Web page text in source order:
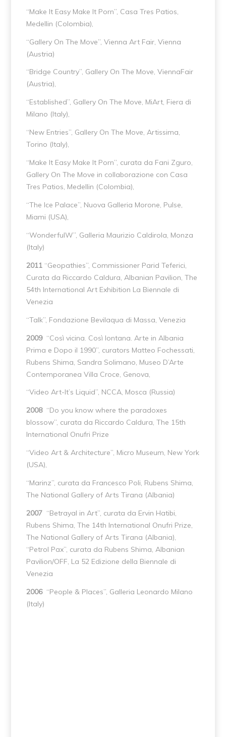
“Make It Easy Make It Porn”, Casa Tres Patios,
Medellin (Colombia),
“Gallery On The Move”, Vienna Art Fair, Vienna
(Austria)
“Bridge Country”, Gallery On The Move, ViennaFair
(Austria),
“Established”, Gallery On The Move, MiArt, Fiera di
Milano (Italy),
“New Entries”, Gallery On The Move, Artissima,
Torino (Italy),
“Make It Easy Make It Porn”, curata da Fani Zguro,
Gallery On The Move in collaborazione con Casa
Tres Patios, Medellin (Colombia),
“The Ice Palace”, Nuova Galleria Morone, Pulse,
Miami (USA),
“WonderfulW”, Galleria Maurizio Caldirola, Monza
(Italy)
2011 “Geopathies”, Commissioner Parid Teferici,
Curata da Riccardo Caldura, Albanian Pavilion, The
54th International Art Exhibition La Biennale di
Venezia
“Talk”, Fondazione Bevilaqua di Massa, Venezia
2009“Così vicina. Così lontana. Arte in Albania
Prima e Dopo il 1990”, curators Matteo Fochessati,
Rubens Shima, Sandra Solimano, Museo D’Arte
Contemporanea Villa Croce, Genova,
“Video Art-It’s Liquid”, NCCA, Mosca (Russia)
2008“Do you know where the paradoxes
blossow”, curata da Riccardo Caldura, The 15th
International Onufri Prize
“Video Art & Architecture”, Micro Museum, New York
(USA),
“Marinz”, curata da Francesco Poli, Rubens Shima,
The National Gallery of Arts Tirana (Albania)
2007 “Betrayal in Art”, curata da Ervin Hatibi,
Rubens Shima, The 14th International Onufri Prize,
The National Gallery of Arts Tirana (Albania),
“Petrol Pax”, curata da Rubens Shima, Albanian
Pavilion/OFF, La 52 Edizione della Biennale di
Venezia
2006“People & Places”, Galleria Leonardo Milano
(Italy)